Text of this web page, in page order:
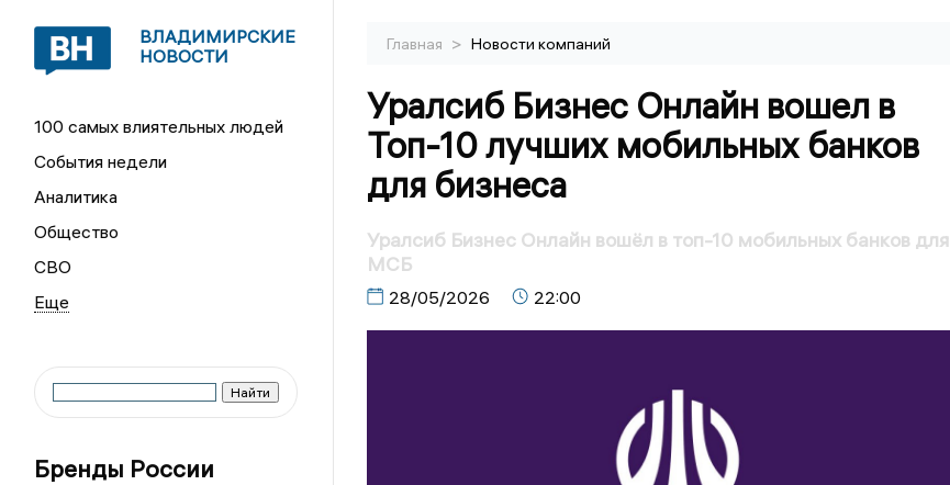
ВЛАДИМИРСКИЕ
НОВОСТИ
100 самых влиятельных людей
События недели
Аналитика
Общество
СВО
Бренды России
Главная > Новости компаний
Уралсиб Бизнес Онлайн вошел в
Топ-10 лучших мобильных банков
для бизнеса
Уралсиб Бизнес Онлайн вошёл в топ-10 мобильных банков для
МСБ
28/05/2026 22:00